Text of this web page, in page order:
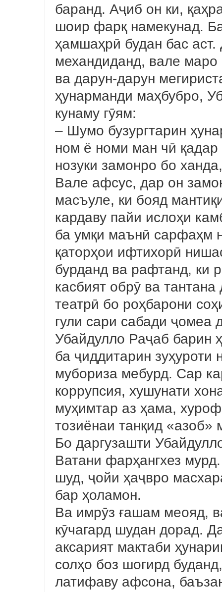
баранд. Аҷиб он ки,
шоир фарқ намекунад.
ҳамшаҳрӣ будан бас
механдиданд, вале
ва дарун-дарун
ҳунарманди маҳбубро,
кунаму гӯям:
– Шумо бузургтарин
ном ё номи ман чӣ
нозуки замонро бо
Вале афсус, дар он
масъуле, ки бояд
кардаву пайи ислоҳи
ба умқи маънӣ сарфаҳм
қаторҳои ифтихорӣ
бурданд ва рафтанд, ки
касбият обрӯ ва
театрӣ бо роҳбарони
гули сари сабади ҷомеа
Убайдулло Раҷаб барин
ба ҷиддитарин
мубориза мебурд. Сар
коррупсия, хушунати
муҳимтар аз ҳама,
тозиёнаи танқид
Бо даргузашти
Ватани фарҳангхез
шуд, ҷойи ҳаҷвро
бар ҳоламон.
Ва имрӯз ғашам меояд,
кӯчагард шудан дорад.
аксарият мактаби
солҳо боз шогирд
латифаву афсона,